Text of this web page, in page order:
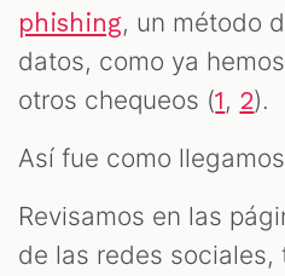
phishing, un método
datos, como ya
otros chequeos (1, 2).
Así fue como
Revisamos en las
de las redes sociales,